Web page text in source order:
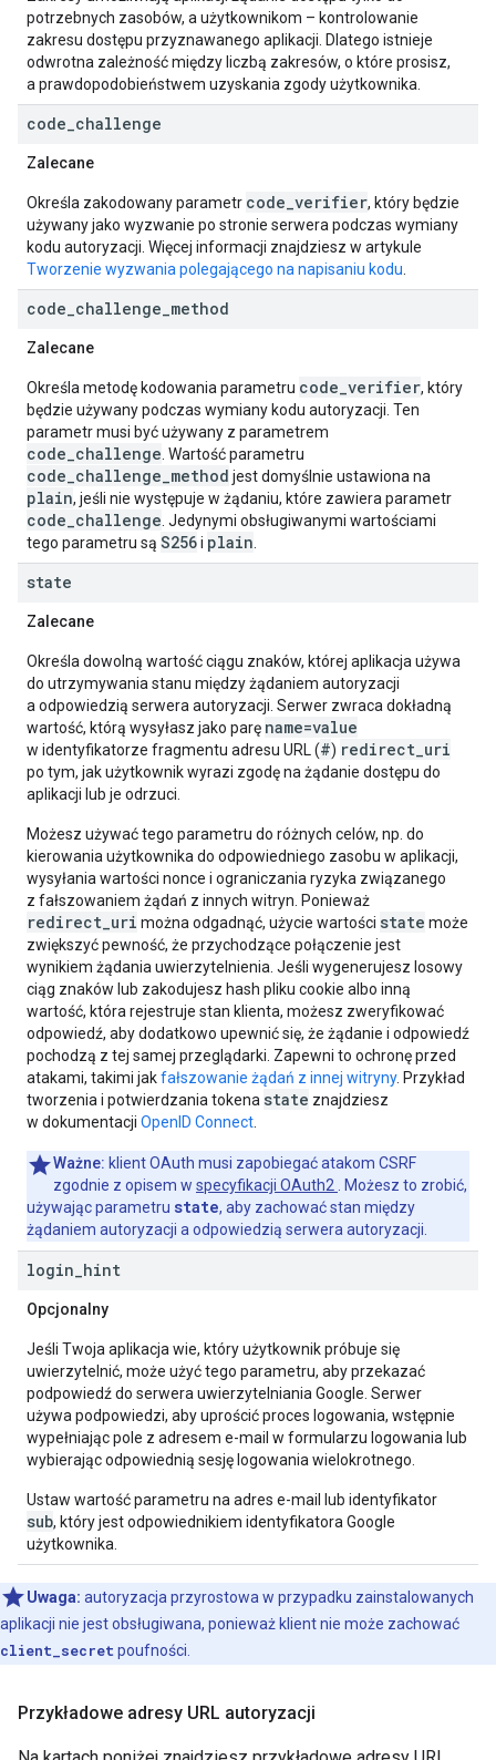
potrzebnych zasobów, a użytkownikom – kontrolowanie
zakresu dostępu przyznawanego aplikacji. Dlatego istnieje
odwrotna zależność między liczbą zakresów, o które prosisz,
a prawdopodobieństwem uzyskania zgody użytkownika.
code challenge
Zalecane
Określa zakodowany parametr code_verifier, który będzie
używany jako wyzwanie po stronie serwera podczas wymiany
kodu autoryzacji. Więcej informacji znajdziesz w artykule
Tworzenie wyzwania polegającego na napisaniu kodu
code challenge method
Zalecane
Określa metodę kodowania parametru code_verifier, który
będzie używany podczas wymiany kodu autoryzacji. Ten
parametr musi być używany z parametrem
code_challenge . Wartość parametru
code_challenge_method jest domyślnie ustawiona na
plain, jeśli nie występuje w żądaniu, które zawiera parametr
code_challenge . Jedynymi obsługiwanymi wartościami
tego parametru są S256i plain
state
Zalecane
Określa dowolną wartość ciągu znaków, której aplikacja używa
do utrzymywania stanu między żądaniem autoryzacji
a odpowiedzią serwera autoryzacji. Serwer zwraca dokładną
wartość, którą wysyłasz jako parę name=value
w identyfikatorze fragmentu adresu URL (#) redirect_uri
po tym, jak użytkownik wyrazi zgodę na żądanie dostępu do
aplikacji lub je odrzuci.
Możesz używać tego parametru do różnych celów, np. do
kierowania użytkownika do odpowiedniego zasobu w aplikacji,
wysyłania wartości nonce i ograniczania ryzyka związanego
z fałszowaniem żądań z innych witryn. Ponieważ
redirect_uri można odgadnąć, użycie wartości state może
zwiększyć pewność, że przychodzące połączenie jest
wynikiem żądania uwierzytelnienia. Jeśli wygenerujesz losowy
ciąg znaków lub zakodujesz hash pliku cookie albo inną
wartość, która rejestruje stan klienta, możesz zweryfikować
odpowiedź, aby dodatkowo upewnić się, że żądanie i odpowiedź
pochodzą z tej samej przeglądarki. Zapewni to ochronę przed
atakami, takimi jakfałszowanie żądań z innej witryny. Przykład
tworzenia i potwierdzania tokena state znajdziesz
w dokumentacji OpenID Connect
Ważne: klient OAuth musi zapobiegać atakom CSRF
zgodnie z opisem w specyfikacji OAuth2
. Możesz to zrobić,
używając parametru state, aby zachować stan między
żądaniem autoryzacji a odpowiedzią serwera autoryzacji.
login hint
Opcjonalny
Jeśli Twoja aplikacja wie, który użytkownik próbuje się
uwierzytelnić, może użyć tego parametru, aby przekazać
podpowiedź do serwera uwierzytelniania Google. Serwer
używa podpowiedzi, aby uprościć proces logowania, wstępnie
wypełniając pole z adresem e-mail w formularzu logowania lub
wybierając odpowiednią sesję logowania wielokrotnego.
Ustaw wartość parametru na adres e-mail lub identyfikator
sub, który jest odpowiednikiem identyfikatora Google
użytkownika.
Uwaga: autoryzacja przyrostowa w przypadku zainstalowanych
aplikacji nie jest obsługiwana, ponieważ klient nie może zachować
client_secret poufności.
Przykładowe adresy URL autoryzacji